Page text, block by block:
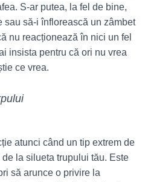
S-ar putea, la fel de bine,
sau să-i înflorească un zâmbet
nu reacționează în nici un fel
insista pentru că ori nu vrea
ce vrea.
atunci când un tip extrem de
la silueta trupului tău. Este
să arunce o privire la